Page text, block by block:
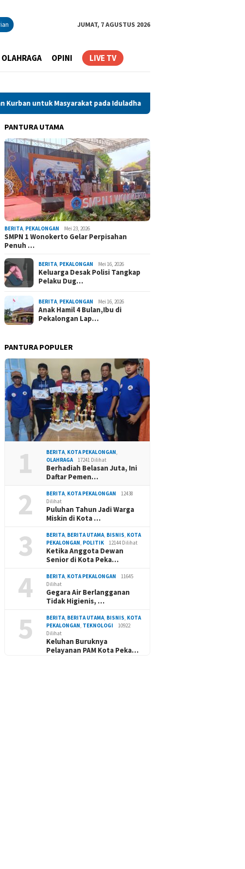
JUMAT, 7 AGUSTUS 2026
OLAHRAGA OPINI LIVE TV
pada Iduladha 1447 H Takbir Keliling di Kelurahan
PANTURA UTAMA
BERITA PEKALONGAN Mei 23, 2026
SMPN 1 Wonokerto Gelar Perpisahan
Penuh …
BERITA PEKALONGAN Mei 16, 2026
Keluarga Desak Polisi Tangkap
Pelaku Dug…
BERITA PEKALONGAN Mei 16, 2026
Anak Hamil 4 Bulan,Ibu di
Pekalongan Lap…
PANTURA POPULER
1 BERITA KOTA PEKALONGAN
OLAHRAGA
17241 Dilihat
Berhadiah Belasan Juta, Ini
Daftar Pemen…
2 BERITA KOTA PEKALONGAN
12438
Dilihat
Puluhan Tahun Jadi Warga
Miskin di Kota …
3 BERITA BERITA UTAMA BISNIS KOTA
PEKALONGAN POLITIK 12144 Dilihat
Ketika Anggota Dewan
Senior di Kota Peka…
4 BERITA KOTA PEKALONGAN
11645
Dilihat
Gegara Air Berlangganan
Tidak Higienis, …
5 BERITA BERITA UTAMA BISNIS KOTA
PEKALONGAN TEKNOLOGI
10922
Dilihat
Keluhan Buruknya
Pelayanan PAM Kota Peka…